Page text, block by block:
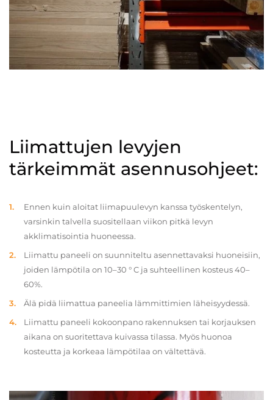
Liimattujen levyjen
tärkeimmät asennusohjeet:
Ennen kuin aloitat liimapuulevyn kanssa työskentelyn,
varsinkin talvella suositellaan viikon pitkä levyn
akklimatisointia huoneessa.
Liimattu paneeli on suunniteltu asennettavaksi huoneisiin,
joiden lämpötila on 10–30 ° C ja suhteellinen kosteus 40–
60%.
Älä pidä liimattua paneelia lämmittimien läheisyydessä.
Liimattu paneeli kokoonpano rakennuksen tai korjauksen
aikana on suoritettava kuivassa tilassa. Myös huonoa
kosteutta ja korkeaa lämpötilaa on vältettävä.